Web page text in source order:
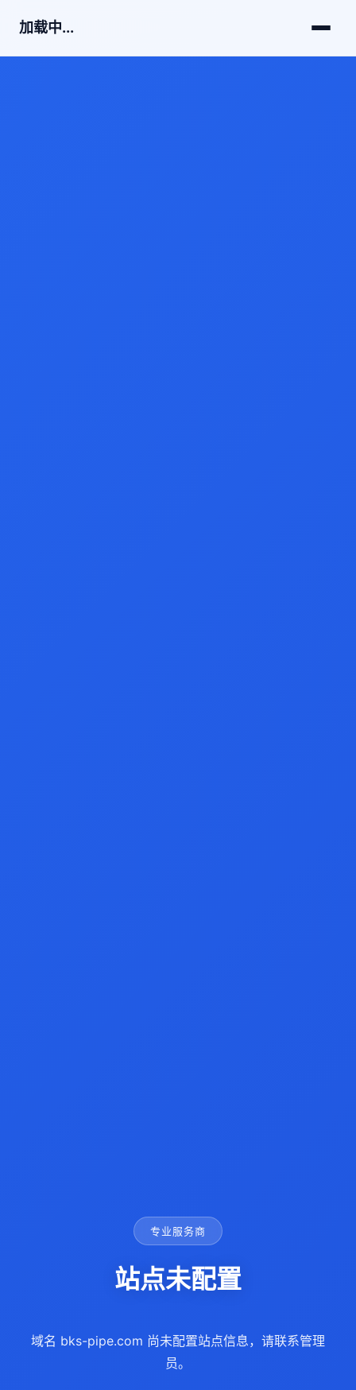
加载中...
专业服务商
站点未配置
域名 bks-pipe.com 尚未配置站点信息，请联系管理
员。